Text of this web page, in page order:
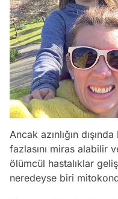
Ancak azınlığın
fazlasını miras alabilir
ölümcül hastalıklar
neredeyse biri